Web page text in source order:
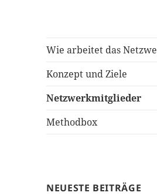
Wie arbeitet das
Konzept und Ziele
Netzwerkmitglieder
Methodbox
NEUESTE BEITRÄGE